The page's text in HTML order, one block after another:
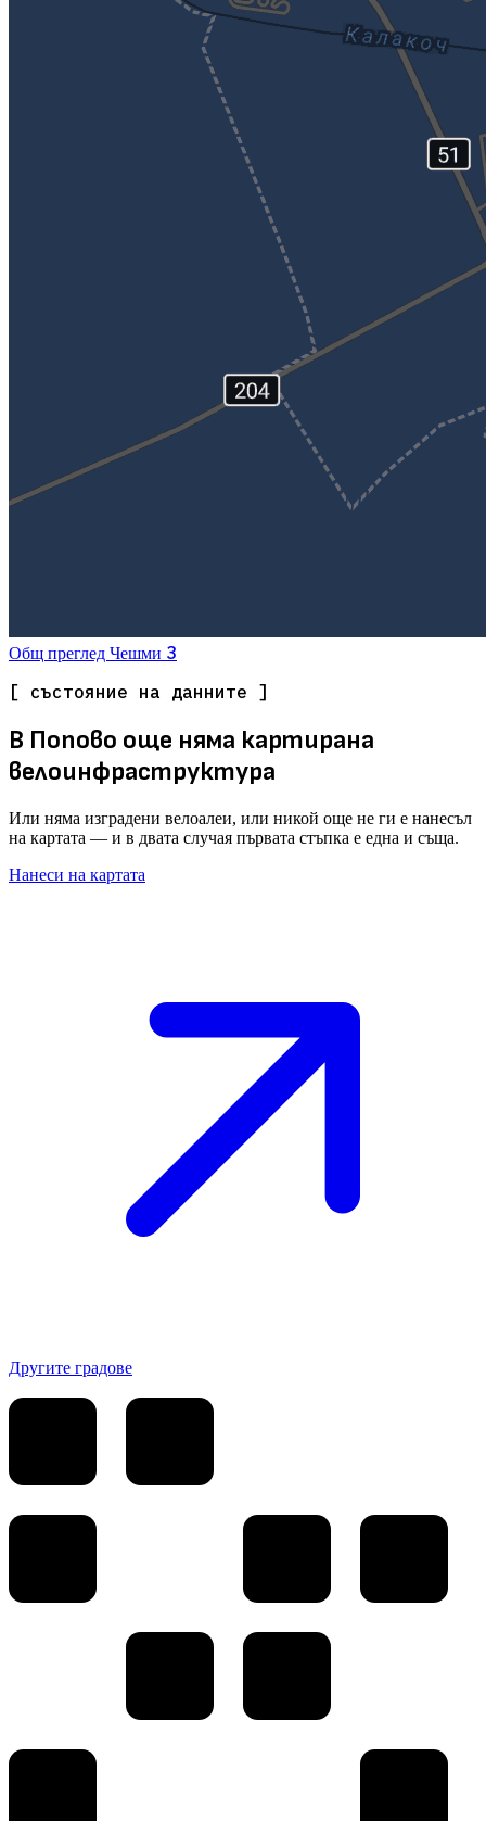
Общ преглед Чешми 3
[ състояние на данните ]
В Попово още няма картирана
велоинфраструктура
Или няма изградени велоалеи, или никой още не ги е нанесъл
на картата — и в двата случая първата стъпка е една и съща.
Нанеси на картата
Другите градове